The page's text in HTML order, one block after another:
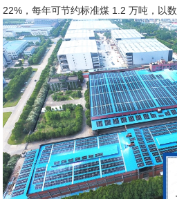
22%，每年可节约标准煤 1.2 万吨，以